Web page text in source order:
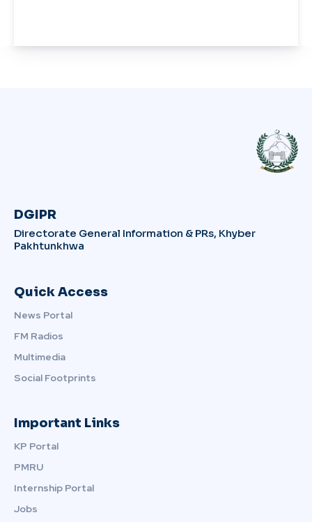
DGIPR
Directorate General Information & PRs, Khyber
Pakhtunkhwa
Quick Access
News Portal
FM Radios
Multimedia
Social Footprints
Important Links
KP Portal
PMRU
Internship Portal
Jobs